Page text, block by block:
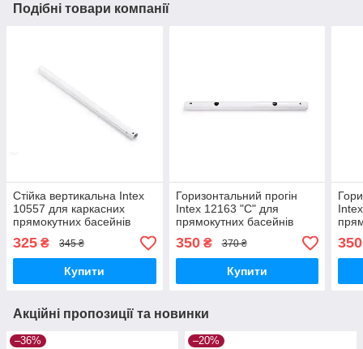
Подібні товари компанії
Стійка вертикальна Intex
10557 для каркасних
прямокутних басейнів
Small Frame,Rectangular
frame
325 ₴ 345 ₴
Купити
Горизонтальний прогін
Intex 12163 "С" для
прямокутних басейнів
Prism Frame (400х200 см)
350₴ 370 ₴
Купити
350
Акційні пропозиції та новинки
–36% –20%